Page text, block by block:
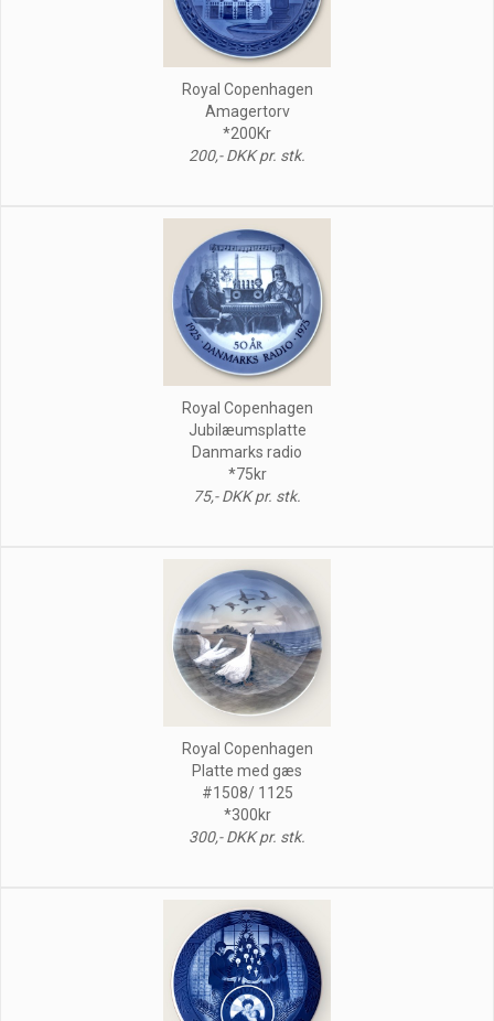
Royal Copenhagen
Amagertorv
*200Kr
200,- DKK pr. stk.
Royal Copenhagen
Jubilæumsplatte
Danmarks radio
*75kr
75,- DKK pr. stk.
Royal Copenhagen
Platte med gæs
#1508/ 1125
*300kr
300,- DKK pr. stk.